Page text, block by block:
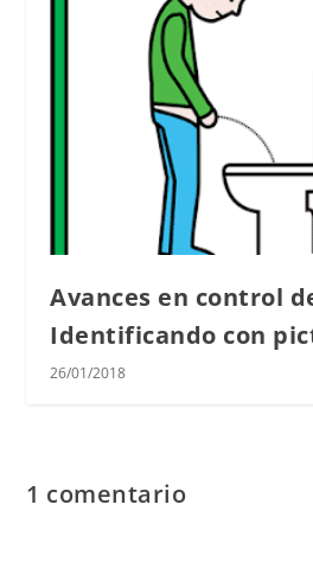
Avances en control
Identificando con
26/01/2018
1 comentario